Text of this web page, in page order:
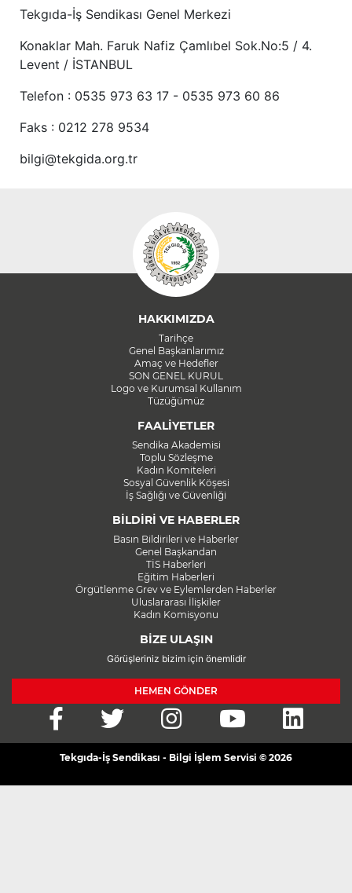
Tekgıda-İş Sendikası Genel Merkezi
Konaklar Mah. Faruk Nafiz Çamlıbel Sok.No:5 / 4.
Levent / İSTANBUL
Telefon : 0535 973 63 17 - 0535 973 60 86
Faks : 0212 278 9534
bilgi@tekgida.org.tr
HAKKIMIZDA
Tarihçe
Genel Başkanlarımız
Amaç ve Hedefler
SON GENEL KURUL
Logo ve Kurumsal Kullanım
Tüzüğümüz
FAALİYETLER
Sendika Akademisi
Toplu Sözleşme
Kadın Komiteleri
Sosyal Güvenlik Köşesi
İş Sağlığı ve Güvenliği
BİLDİRİ VE HABERLER
Basın Bildirileri ve Haberler
Genel Başkandan
TİS Haberleri
Eğitim Haberleri
Örgütlenme Grev ve Eylemlerden Haberler
Uluslararası İlişkiler
Kadın Komisyonu
BİZE ULAŞIN
Görüşleriniz bizim için önemlidir
HEMEN GÖNDER
Tekgıda-İş Sendikası - Bilgi İşlem Servisi © 2026